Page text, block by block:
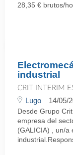
28,35 € brutos/
industrial
CRIT INTERIM
Lugo 14/05/
Desde Grupo
empresa del
(GALICIA) , un/a